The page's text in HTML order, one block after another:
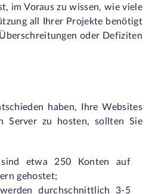
im Voraus zu wissen, wie viele
all Ihrer Projekte benötigt
oder Defiziten
haben, Ihre Websites
Server zu hosten, sollten Sie
sind etwa 250 Konten auf
gehostet;
durchschnittlich 3-5